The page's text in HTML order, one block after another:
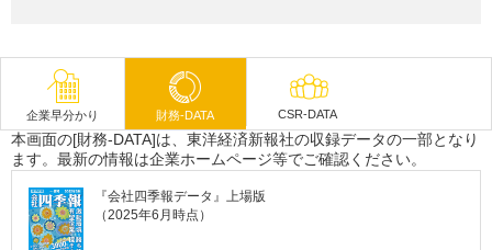
企業早分かり 財務-DATA CSR-DATA
本画面の[財務-DATA]は、東洋経済新報社の収録データの一部となり
ます。最新の情報は企業ホームページ等でご確認ください。
『会社四季報データ』上場版
（2025年6月時点）